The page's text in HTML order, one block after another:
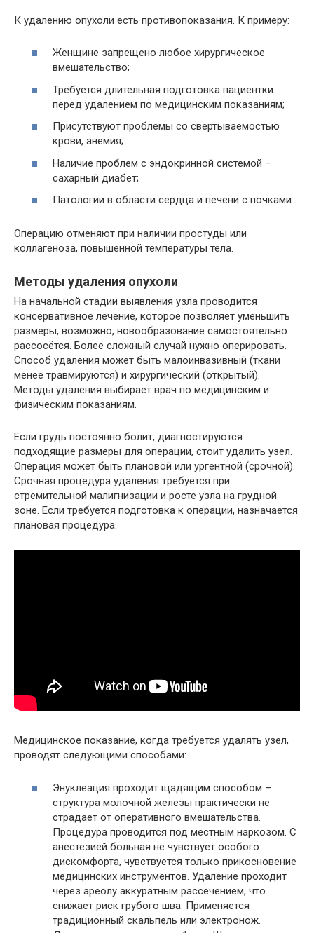
К удалению опухоли есть противопоказания. К примеру:
Женщине запрещено любое хирургическое
вмешательство;
Требуется длительная подготовка пациентки
перед удалением по медицинским показаниям;
Присутствуют проблемы со свертываемостью
крови, анемия;
Наличие проблем с эндокринной системой –
сахарный диабет;
Патологии в области сердца и печени с почками.
Операцию отменяют при наличии простуды или
коллагеноза, повышенной температуры тела.
Методы удаления опухоли
На начальной стадии выявления узла проводится
консервативное лечение, которое позволяет уменьшить
размеры, возможно, новообразование самостоятельно
рассосётся. Более сложный случай нужно оперировать.
Способ удаления может быть малоинвазивный (ткани
менее травмируются) и хирургический (открытый).
Методы удаления выбирает врач по медицинским и
физическим показаниям.
Если грудь постоянно болит, диагностируются
подходящие размеры для операции, стоит удалить узел.
Операция может быть плановой или ургентной (срочной).
Срочная процедура удаления требуется при
стремительной малигнизации и росте узла на грудной
зоне. Если требуется подготовка к операции, назначается
плановая процедура.
Медицинское показание, когда требуется удалять узел,
проводят следующими способами:
Энуклеация проходит щадящим способом –
структура молочной железы практически не
страдает от оперативного вмешательства.
Процедура проводится под местным наркозом. С
анестезией больная не чувствует особого
дискомфорта, чувствуется только прикосновение
медицинских инструментов. Удаление проходит
через ареолу аккуратным рассечением, что
снижает риск грубого шва. Применяется
традиционный скальпель или электронож.